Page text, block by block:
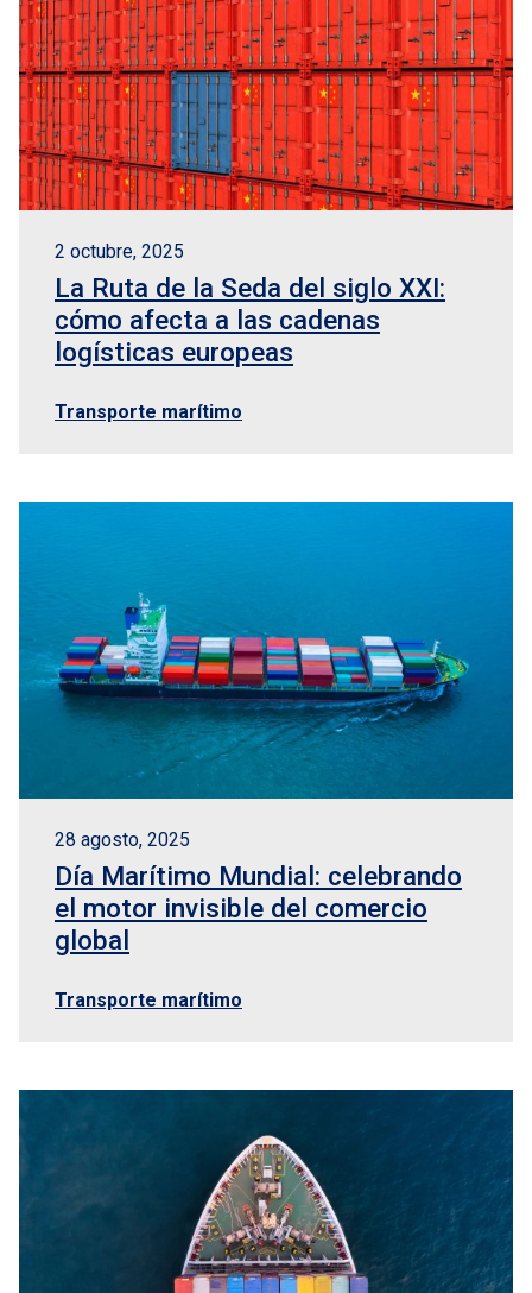
2 octubre, 2025
La Ruta de la Seda del siglo XXI:
cómo afecta a las cadenas
logísticas europeas
Transporte marítimo
28 agosto, 2025
Día Marítimo Mundial: celebrando
el motor invisible del comercio
global
Transporte marítimo